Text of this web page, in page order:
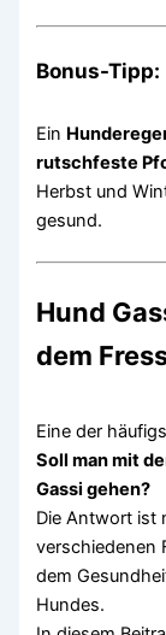
Bonus-Tipp:
Ein
rutschfeste
Herbst und
gesund.
Hund
dem
Eine der
Soll man mit
Gassi gehen?
Die Antwort ist
verschiedenen
dem
Hundes.